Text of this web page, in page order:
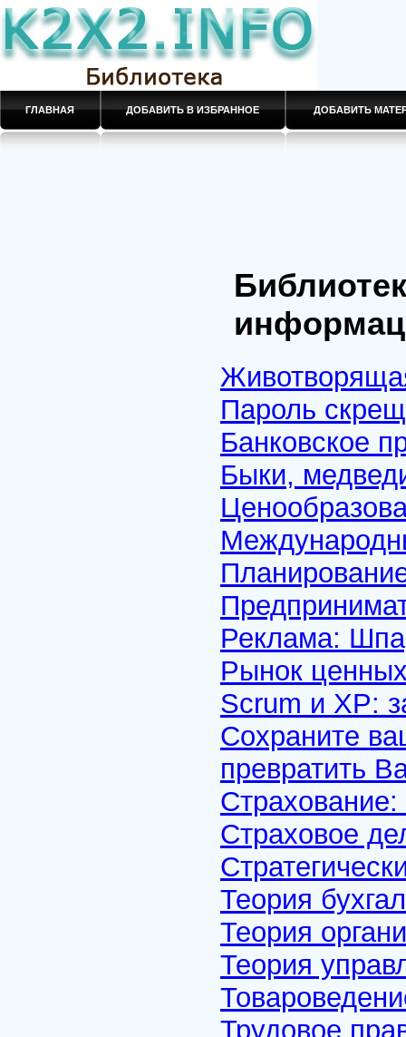
ГЛАВНАЯ ДОБАВИТЬ В ИЗБРАННОЕ ДОБАВИТЬ
Пароль
Банковское
Быки,
Реклама:
Рынок
Scrum и XP:
Сохраните
превратить
Страховое
Теория
Теория
Теория
Трудовое